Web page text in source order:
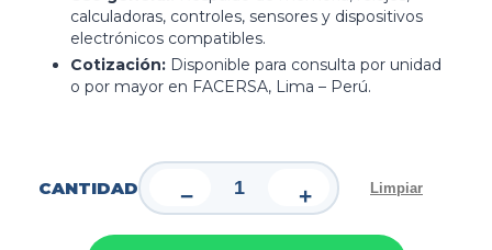
calculadoras, controles, sensores y dispositivos
electrónicos compatibles.
Cotización: Disponible para consulta por unidad
o por mayor en FACERSA, Lima – Perú.
CANTIDAD − + Limpiar